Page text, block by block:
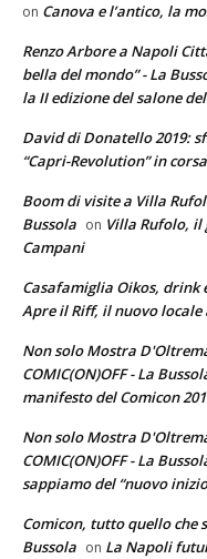
on Canova e l’antico, la
Renzo Arbore a Napoli
bella del mondo” - La
la II edizione del salone
David di Donatello 2019:
“Capri-Revolution” in
Boom di visite a Villa
Bussola on Villa Rufolo,
Campani
Casafamiglia Oikos, drink
Apre il Riff, il nuovo locale
Non solo Mostra
COMIC(ON)OFF - La
manifesto del Comicon
Non solo Mostra
COMIC(ON)OFF - La
sappiamo del “nuovo
Comicon, tutto quello che
Bussola on La Napoli